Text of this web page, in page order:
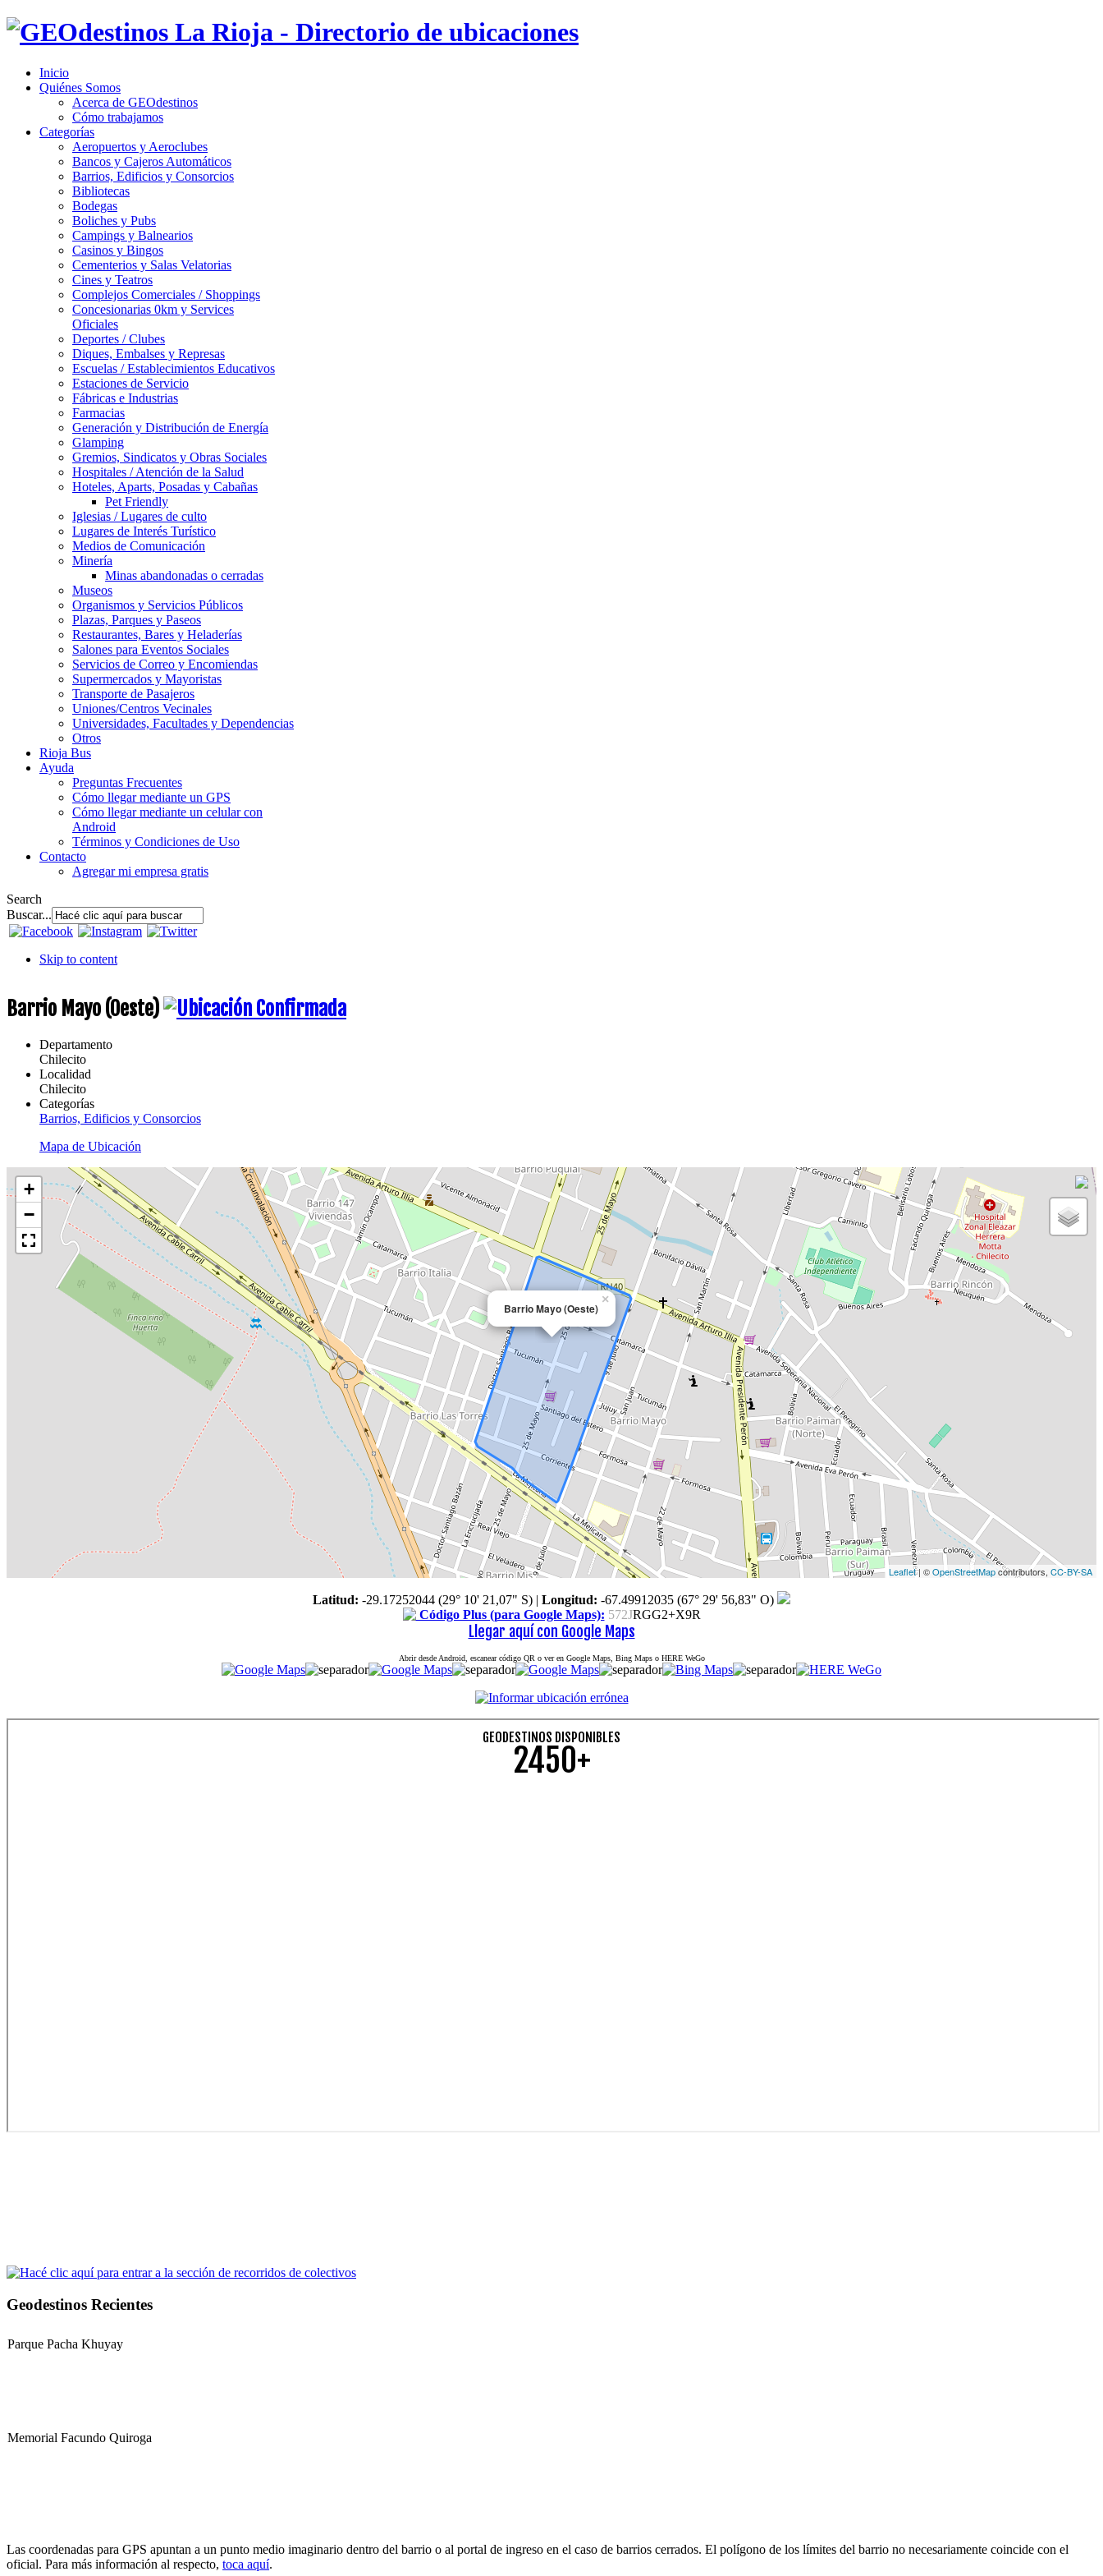
Inicio
Quiénes Somos
Acerca de GEOdestinos
Cómo trabajamos
Categorías
Aeropuertos y Aeroclubes
Bancos y Cajeros Automáticos
Barrios, Edificios y Consorcios
Bibliotecas
Bodegas
Boliches y Pubs
Campings y Balnearios
Casinos y Bingos
Cementerios y Salas Velatorias
Cines y Teatros
Complejos Comerciales / Shoppings
Concesionarias 0km y Services
Oficiales
Deportes / Clubes
Diques, Embalses y Represas
Escuelas / Establecimientos Educativos
Estaciones de Servicio
Fábricas e Industrias
Farmacias
Generación y Distribución de Energía
Glamping
Gremios, Sindicatos y Obras Sociales
Hospitales / Atención de la Salud
Hoteles, Aparts, Posadas y Cabañas
Pet Friendly
Iglesias / Lugares de culto
Lugares de Interés Turístico
Medios de Comunicación
Minería
Minas abandonadas o cerradas
Museos
Organismos y Servicios Públicos
Plazas, Parques y Paseos
Restaurantes, Bares y Heladerías
Salones para Eventos Sociales
Servicios de Correo y Encomiendas
Supermercados y Mayoristas
Transporte de Pasajeros
Uniones/Centros Vecinales
Universidades, Facultades y Dependencias
Otros
Rioja Bus
Ayuda
Preguntas Frecuentes
Cómo llegar mediante un GPS
Cómo llegar mediante un celular con
Android
Términos y Condiciones de Uso
Contacto
Agregar mi empresa gratis
Search
Buscar...
Skip to content
Barrio Mayo (Oeste)
Departamento
Chilecito
Localidad
Chilecito
Categorías
Barrios, Edificios y Consorcios
Mapa de Ubicación
Barrio Mayo (Oeste)
×
+
−
Leaflet| ©OpenStreetMapcontributors, CC-BY-SA
Latitud: -29.17252044 (29° 10' 21,07" S) | Longitud: -67.49912035 (67° 29' 56,83" O)
Código Plus (para Google Maps): 572JRGG2+X9R
Llegar aquí con Google Maps
Abrir desde Android, escanear código QR o ver en Google Maps, Bing Maps o HERE WeGo
GEODESTINOS DISPONIBLES
2450+
Geodestinos Recientes
Parque Pacha Khuyay
Memorial Facundo Quiroga
Las coordenadas para GPS apuntan a un punto medio imaginario dentro del barrio o al portal de ingreso en el caso de barrios cerrados. El polígono de los límites del barrio no necesariamente coincide con el
oficial. Para más información al respecto, toca aquí.